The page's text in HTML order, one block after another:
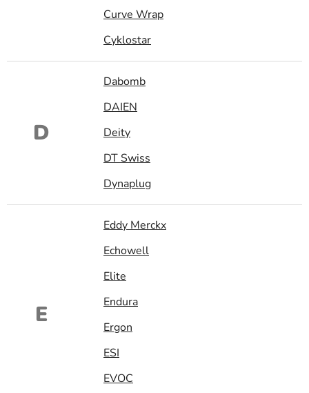
Curve Wrap
Cyklostar
D
Dabomb
DAIEN
Deity
DT Swiss
Dynaplug
E
Eddy Merckx
Echowell
Elite
Endura
Ergon
ESI
EVOC